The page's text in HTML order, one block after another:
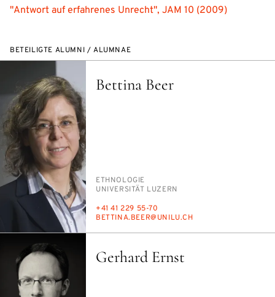
"Antwort auf erfahrenes Unrecht", JAM 10 (2009)
BETEILIGTE ALUMNI / ALUMNAE
Bettina Beer
PERSON_RESEARCH_SUBJECT
ETH­NO­LO­GIE
INSTITUTION
UNI­VER­SI­TÄT LU­ZERN
TELEFON
+41 41 229 55-70
E-
BET­TI­NA.BEER@UNI­LU.CH
Gerhard Ernst